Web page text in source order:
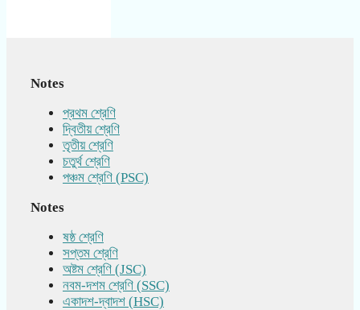
Notes
প্রথম শ্রেণি
দ্বিতীয় শ্রেণি
তৃতীয় শ্রেণি
চতুর্থ শ্রেণি
পঞ্চম শ্রেণি (PSC)
Notes
ষষ্ঠ শ্রেণি
সপ্তম শ্রেণি
অষ্টম শ্রেণি (JSC)
নবম-দশম শ্রেণি (SSC)
একাদশ-দ্বাদশ (HSC)